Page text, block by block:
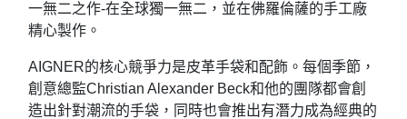
一無二之作-在全球獨一無二，並在佛羅倫薩的手工廠
精心製作。
AIGNER的核心競爭力是皮革手袋和配飾。每個季節，
創意總監Christian Alexander Beck和他的團隊都會創
造出針對潮流的手袋，同時也會推出有潛力成為經典的